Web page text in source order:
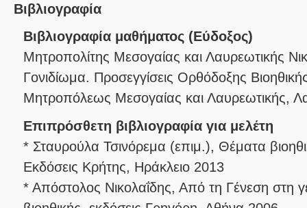
Βιβλιογραφία
Βιβλιογραφία μαθήματος (Εύδοξος)
Μητροπολίτης Μεσογαίας και Λαυρεωτικής
Γονιδίωμα. Προσεγγίσεις Ορθόδοξης
Μητροπόλεως Μεσογαίας και Λαυρεωτικής,
Επιπρόσθετη βιβλιογραφία για μελέτη
* Σταυρούλα Τσινόρεμα (επιμ.), Θέματα
Εκδόσεις Κρήτης, Ηράκλειο 2013
* Απόστολος Νικολαΐδης, Από τη Γένεση στη